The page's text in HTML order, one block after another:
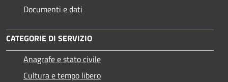
Documenti e dati
CATEGORIE DI SERVIZIO
Anagrafe e stato civile
Cultura e tempo libero